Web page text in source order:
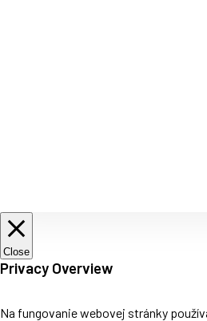
Close
Privacy Overview
Na fungovanie webovej stránky